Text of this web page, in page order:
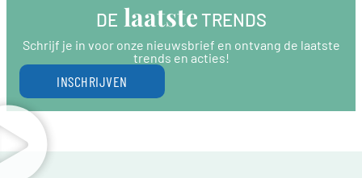
DE laatste TRENDS
Schrijf je in voor onze nieuwsbrief en ontvang de laatste
trends en acties!
INSCHRIJVEN